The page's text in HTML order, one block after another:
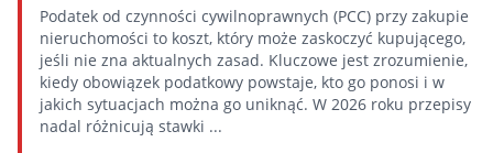
Podatek od czynności cywilnoprawnych (PCC) przy zakupie
nieruchomości to koszt, który może zaskoczyć kupującego,
jeśli nie zna aktualnych zasad. Kluczowe jest zrozumienie,
kiedy obowiązek podatkowy powstaje, kto go ponosi i w
jakich sytuacjach można go uniknąć. W 2026 roku przepisy
nadal różnicują stawki ...